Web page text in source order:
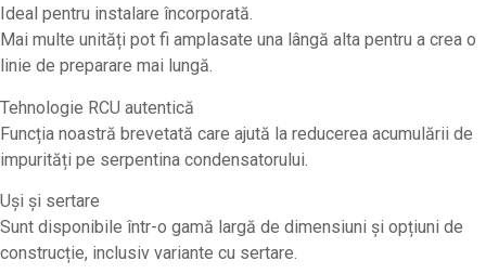
Ideal pentru instalare încorporată.
Mai multe unități pot fi amplasate una lângă alta pentru a crea o
linie de preparare mai lungă.
Tehnologie RCU autentică
Funcția noastră brevetată care ajută la reducerea acumulării de
impurități pe serpentina condensatorului.
Uși și sertare
Sunt disponibile într-o gamă largă de dimensiuni și opțiuni de
construcție, inclusiv variante cu sertare.